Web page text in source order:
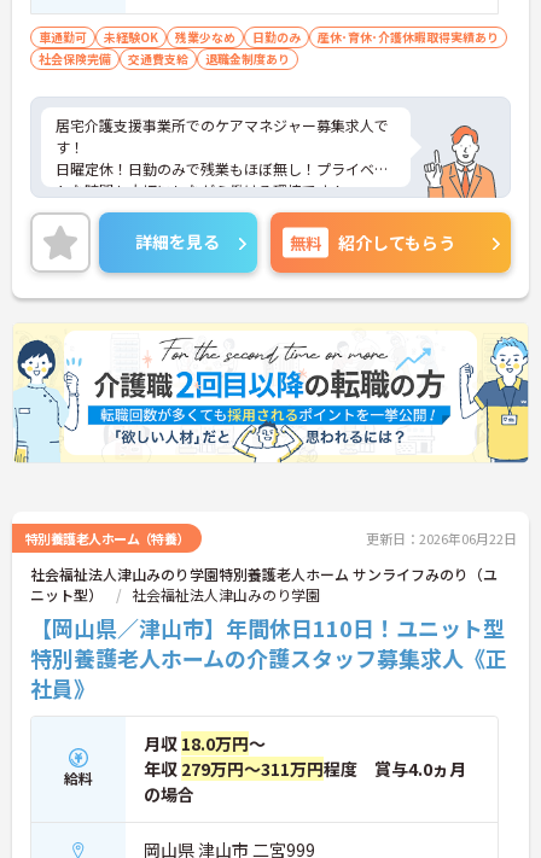
車通勤可 未経験OK 残業少なめ 日勤のみ
産休･育休･介護休暇取得実績あり
社会保険完備
交通費支給 退職金制度あり
居宅介護支援事業所でのケアマネジャー募集求人で
す！
日曜定休！日勤のみで残業もほぼ無し！プライベー
トな時間も大切にしながら働ける環境です！
ご興味ある方には、面接のポイントなど、さらに詳
細をお話致しますのでお気軽にご相談ください。
詳細を見る 無料 紹介してもらう
特別養護老人ホーム（特養） 更新日：2026年06月22日
社会福祉法人津山みのり学園特別養護老人ホーム サンライフみのり（ユ
ニット型）
社会福祉法人津山みのり学園
【岡山県／津山市】年間休日110日！ユニット型
特別養護老人ホームの介護スタッフ募集求人《正
社員》
給料
月収 18.0万円～
年収 279万円～311万円程度 賞与4.0ヵ月
の場合
岡山県 津山市 二宮999